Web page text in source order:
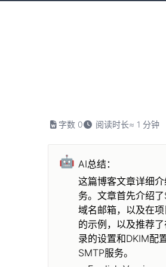
字数 0 阅读时长≈ 1 分钟
🤖 AI总结：
这篇博客文章详细
务。文章首先介绍
域名邮箱，以及在
的示例，以及推荐
录的设置和DKIM配
SMTP服务。